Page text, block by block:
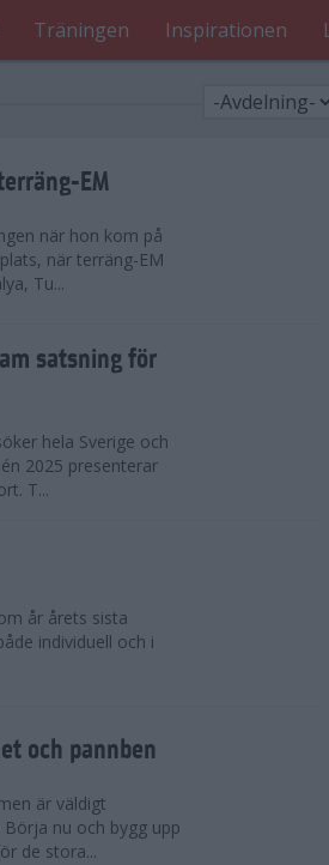
Träningen Inspirationen
EM
när hon kom på
när terräng-EM
Tu...
satsning för
hela Sverige och
2025 presenterar
T...
år årets sista
individuell och i
och pannben
är väldigt
nu och bygg upp
de stora...